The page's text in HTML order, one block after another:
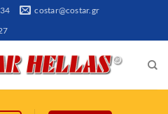
costar@costar.gr